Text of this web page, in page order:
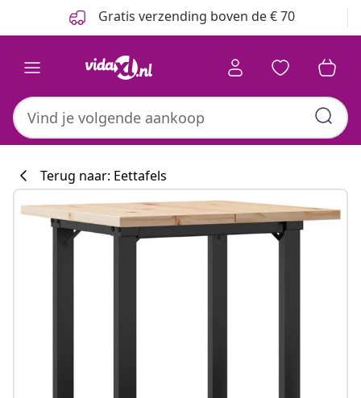
Gratis verzending boven de € 70
Terug naar: Eettafels